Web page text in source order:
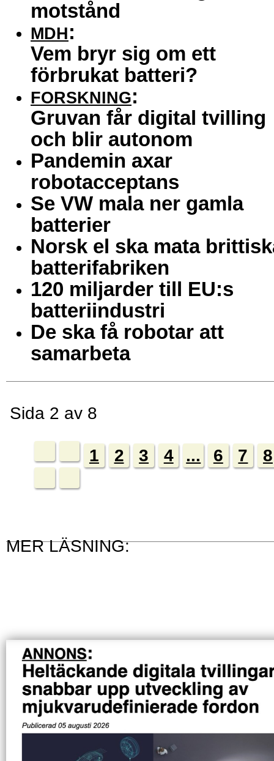
motstånd
MDH:
Vem bryr sig om ett
förbrukat batteri?
FORSKNING:
Gruvan får digital tvilling
och blir autonom
Pandemin axar
robotacceptans
Se VW mala ner gamla
batterier
Norsk el ska mata
batterifabriken
120 miljarder till EU:s
batteriindustri
De ska få robotar att
samarbeta
Sida 2 av 8
1 2 3 4 ... 6 7 8